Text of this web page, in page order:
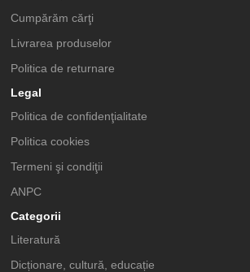
Cumpărăm cărţi
Livrarea produselor
Politica de returnare
Legal
Politica de confidenţialitate
Politica cookies
Termeni şi condiţii
ANPC
Categorii
Literatură
Dicționare, cultură, educație